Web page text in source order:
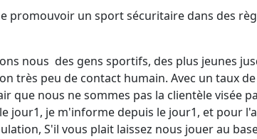
promouvoir un sport sécuritaire dans des
nous des gens sportifs, des plus jeunes
très peu de contact humain. Avec un taux
que nous ne sommes pas la clientèle visée
jour1, je m'informe depuis le jour1, et pour
S'il vous plait laissez nous jouer au